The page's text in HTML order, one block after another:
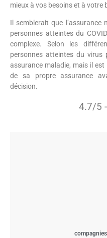
mieux à vos besoins et à votre
Il semblerait que l’assurance
personnes atteintes du
complexe. Selon les
personnes atteintes du virus
assurance maladie, mais il
de sa propre assurance
décision.
4.7/5